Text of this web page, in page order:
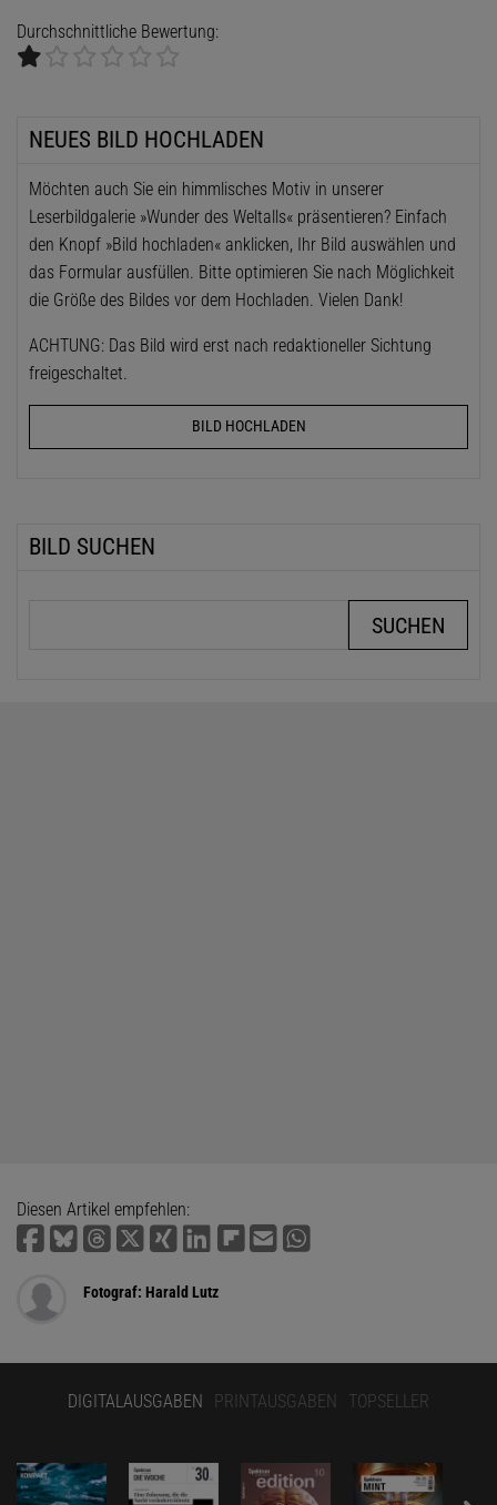
Durchschnittliche Bewertung:
NEUES BILD HOCHLADEN
Möchten auch Sie ein himmlisches Motiv in unserer
Leserbildgalerie »Wunder des Weltalls« präsentieren? Einfach
den Knopf »Bild hochladen« anklicken, Ihr Bild auswählen und
das Formular ausfüllen. Bitte optimieren Sie nach Möglichkeit
die Größe des Bildes vor dem Hochladen. Vielen Dank!
ACHTUNG: Das Bild wird erst nach redaktioneller Sichtung
freigeschaltet.
BILD HOCHLADEN
BILD SUCHEN
Diesen Artikel empfehlen:
Fotograf: Harald Lutz
DIGITALAUSGABEN PRINTAUSGABEN TOPSELLER